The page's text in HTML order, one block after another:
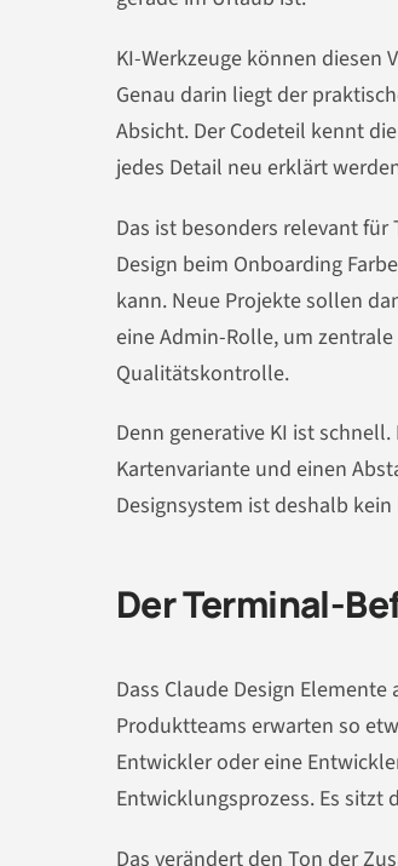
KI-Werkzeuge können diesen
Genau darin liegt der
Absicht. Der Codeteil kennt
jedes Detail neu erklärt
Das ist besonders relevant
Design beim Onboarding
kann. Neue Projekte sollen
eine Admin-Rolle, um
Qualitätskontrolle.
Denn generative KI ist
Kartenvariante und einen
Designsystem ist deshalb
Der Terminal-
Dass Claude Design
Produktteams erwarten so
Entwickler oder eine
Entwicklungsprozess. Es sitzt
Das verändert den Ton der